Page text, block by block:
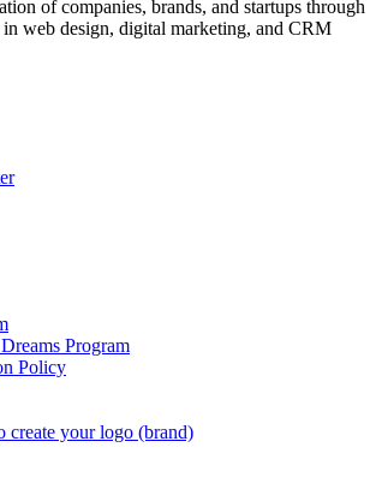
of companies, brands, and startups through
web design, digital marketing, and CRM
Program
Policy
create your logo (brand)